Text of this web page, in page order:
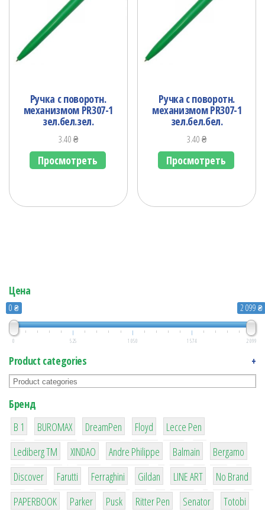
Ручка с поворотн.
механизмом PR307-1
зел.бел.зел.
3.40₴
Просмотреть
Ручка с поворотн.
механизмом PR307-1
зел.бел.бел.
3.40₴
Просмотреть
Цена
0 ₴ 2 099 ₴
0 525 1 050 1 574 2 099
Product categories +
Бренд
B 1
1
BUROMAX
1
DreamPen
2
Floyd
2
Lecce Pen
3
Lediberg ТМ
3
XINDAO
1
Andre Philippe
4
Balmain
26
Bergamo
64
Discover
299
Farutti
4
Ferraghini
42
Gildan
4
LINE ART
90
No Brand
8
PAPERBOOK
6
Parker
2
Pusk
22
Ritter Pen
15
Senator
43
Totobi